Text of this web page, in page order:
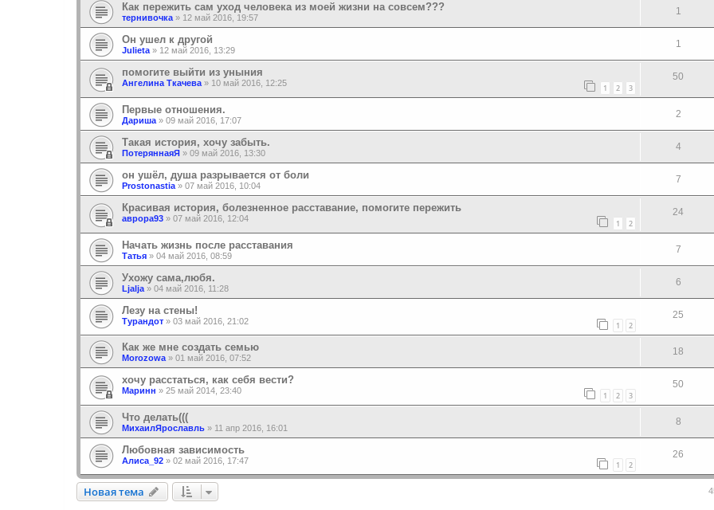
Как пережить сам уход человека из моей жизни на совсем???
тернивочка » 12 май 2016, 19:57
1
Он ушел к другой
Julieta » 12 май 2016, 13:29
1
помогите выйти из уныния
Ангелина Ткачева » 10 май 2016, 12:25 1 2 3
50
Первые отношения.
Дариша » 09 май 2016, 17:07
2
Такая история, хочу забыть.
ПотеряннаяЯ » 09 май 2016, 13:30
4
он ушёл, душа разрывается от боли
Prostonastia » 07 май 2016, 10:04
7
Красивая история, болезненное расставание, помогите пережить
аврора93 » 07 май 2016, 12:04 1 2
24
Начать жизнь после расставания
Татья » 04 май 2016, 08:59
7
Ухожу сама,любя.
Ljalja » 04 май 2016, 11:28
6
Лезу на стены!
Турандот » 03 май 2016, 21:02 1 2
25
Как же мне создать семью
Morozowa » 01 май 2016, 07:52
18
хочу расстаться, как себя вести?
Маринн » 25 май 2014, 23:40 1 2 3
50
Что делать(((
МихаилЯрославль » 11 апр 2016, 16:01
8
Любовная зависимость
Алиса_92 » 02 май 2016, 17:47 1 2
26
Новая тема
Новаятема